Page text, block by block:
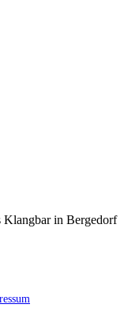
Klangbar in Bergedorf